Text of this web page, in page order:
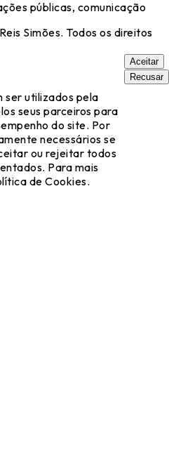
públicas, comunicação
Simões. Todos os direitos
ser utilizados pela
seus parceiros para
do site. Por
necessários se
ou rejeitar todos
Para mais
de Cookies.
Aceitar
Recusar